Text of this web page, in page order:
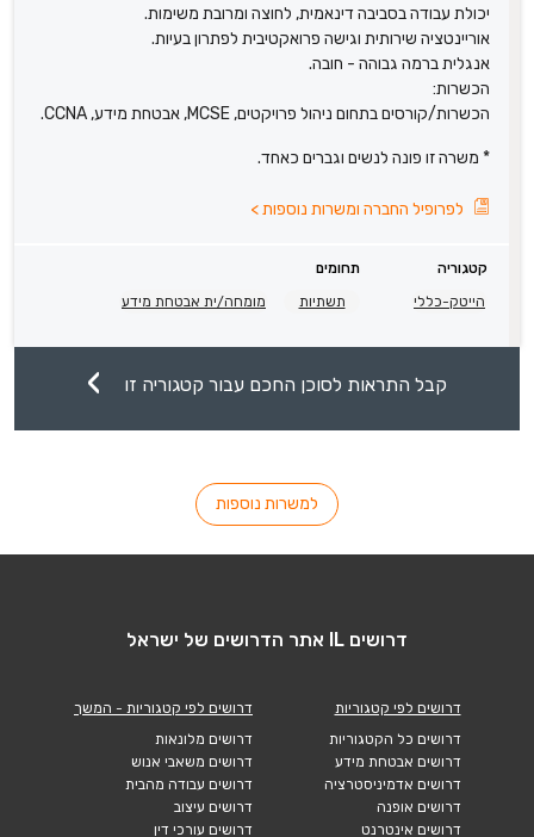
יכולת עבודה בסביבה דינאמית, לחוצה ומרובת משימות.
אוריינטציה שירותית וגישה פרואקטיבית לפתרון בעיות.
אנגלית ברמה גבוהה - חובה.
הכשרות:
הכשרות/קורסים בתחום ניהול פרויקטים, MCSE, אבטחת מידע, CCNA.
* משרה זו פונה לנשים וגברים כאחד.
לפרופיל החברה ומשרות נוספות>
קטגוריה
תחומים
הייטק-כללי
תשתיות מומחה/ית אבטחת מידע
קבל התראות לסוכן החכם עבור קטגוריה זו
למשרות נוספות
דרושים IL אתר הדרושים של ישראל
דרושים לפי קטגוריות
דרושים כל הקטגוריות
דרושים אבטחת מידע
דרושים אדמיניסטרציה
דרושים אופנה
דרושים אינטרנט
דרושים לפי קטגוריות - המשך
דרושים מלונאות
דרושים משאבי אנוש
דרושים עבודה מהבית
דרושים עיצוב
דרושים עורכי דין